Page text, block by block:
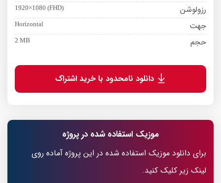
رزولوشن 1920×1080 (FHD)
جهت Horizontal
حجم 2 MB
دانلود نامحدود با خرید اشتراک
موزیک استفاده شده در پروژه
برای دانلود موزیک استفاده شده در این پروژه آماده روی
لینک زیر کلیک کنید.